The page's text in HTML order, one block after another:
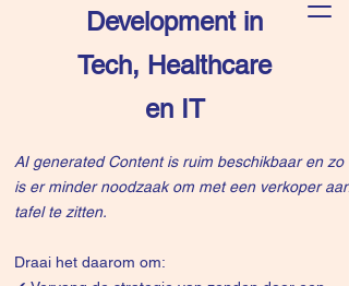
Development in
Tech, Healthcare
en IT
AI generated Content is ruim beschikbaar en zo
is er minder noodzaak om met een verkoper aan
tafel te zitten.
Draai het daarom om: